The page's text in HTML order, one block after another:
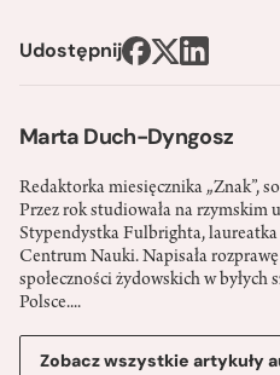
Marta Duch-Dyngosz
Redaktorka miesięcznika „Znak”,
Przez rok studiowała na rzymskim
Stypendystka Fulbrighta,
Centrum Nauki. Napisała
społeczności żydowskich w byłych
Polsce....
Zobacz wszystkie artykuły
Udostępnij